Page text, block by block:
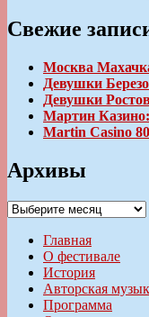
Свежие
Москва
Девушки
Девушки
Мартин
Martin Casino
Архивы
Архивы
Главная
О фестивале
История
Авторская
Программа